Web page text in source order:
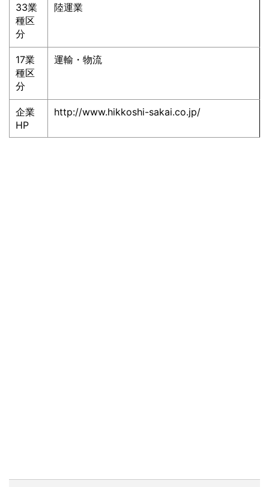
33業
種区
分
陸運業
17業
種区
分
運輸・物流
企業
HP
http://www.hikkoshi-sakai.co.jp/